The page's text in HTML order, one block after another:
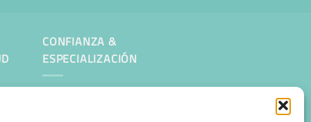
CONFIANZA &
ESPECIALIZACIÓN